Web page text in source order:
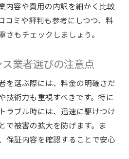
ンス実績のある業者を選ぶ
頼むべきか判断する基準
時の迅速対応業者の選び方
進むための基本知識
と水回りメンテナンスの基礎
頼先選びで後悔しないため
内容や費用の内訳を細かく比較
コミや評判も参考にしつつ、料
さもチェックしましょう。
業者選びの注意点
を選ぶ際には、料金の明確さだ
技術力も重視すべきです。特に
ラブル時には、迅速に駆けつけ
で被害の拡大を防げます。ま
保証内容を確認することで安心